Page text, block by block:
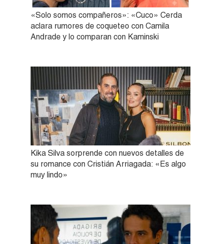
«Solo somos compañeros»: «Cuco» Cerda
aclara rumores de coqueteo con Camila
Andrade y lo comparan con Kaminski
Kika Silva sorprende con nuevos detalles de
su romance con Cristián Arriagada: «Es algo
muy lindo»